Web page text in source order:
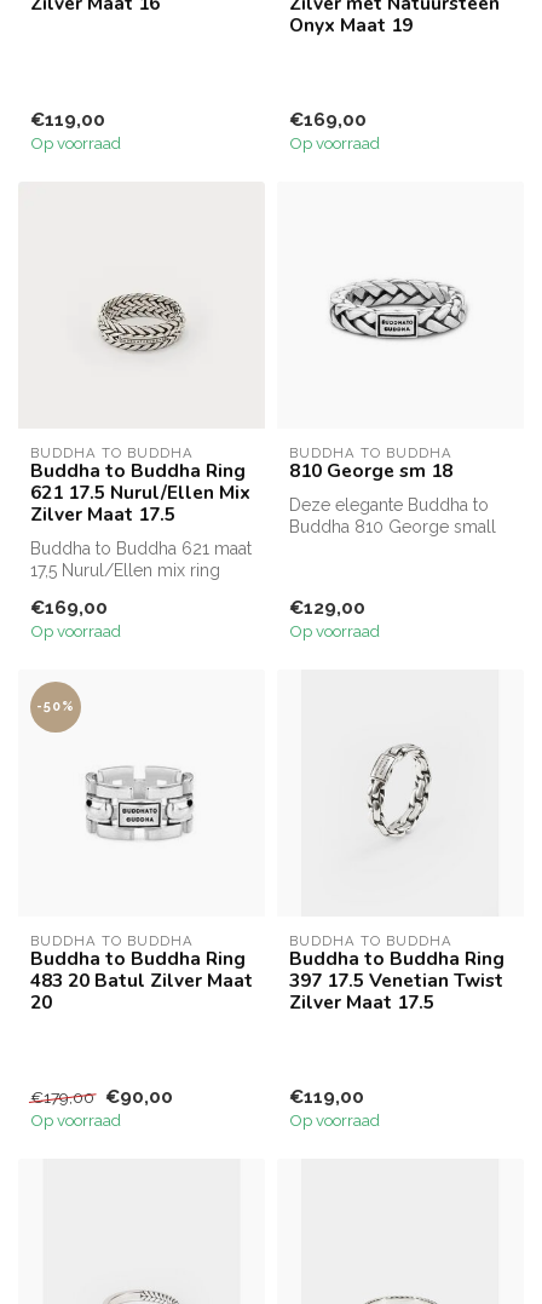
€119,00
Op voorraad
Onyx Maat 19
€169,00
Op voorraad
BUDDHA TO BUDDHA
Buddha to Buddha Ring
621 17.5 Nurul/Ellen Mix
Zilver Maat 17.5
Buddha to Buddha 621 maat
17,5 Nurul/Ellen mix ring
€169,00
Op voorraad
BUDDHA TO BUDDHA
810 George sm 18
Deze elegante Buddha to
Buddha 810 George small
€129,00
Op voorraad
-50%
BUDDHA TO BUDDHA
Buddha to Buddha Ring
483 20 Batul Zilver Maat
20
€179,00 €90,00
Op voorraad
BUDDHA TO BUDDHA
Buddha to Buddha Ring
397 17.5 Venetian Twist
Zilver Maat 17.5
€119,00
Op voorraad